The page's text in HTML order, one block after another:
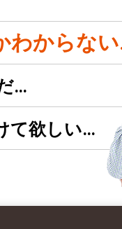
わからな
…
て欲しい…